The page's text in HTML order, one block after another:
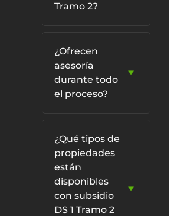
Tramo 2?
¿Ofrecen
asesoría
durante todo
el proceso?
¿Qué tipos de
propiedades
están
disponibles
con subsidio
DS 1 Tramo 2